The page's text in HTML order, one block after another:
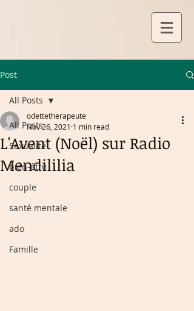
Post
All Posts
Sexualité
bien-être
couple
santé mentale
ado
Famille
All Posts
L'Avent (Noël) sur Radio
Mendililia
odettetherapeute
Nov 26, 2021 1 min read